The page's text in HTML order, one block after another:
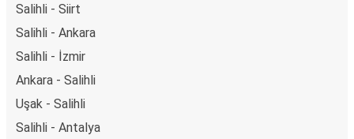
Salihli - Siirt
Salihli - Ankara
Salihli - İzmir
Ankara - Salihli
Uşak - Salihli
Salihli - Antalya